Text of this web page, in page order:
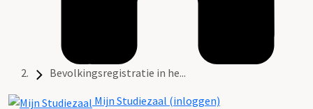
Bevolkingsregistratie in he...
Mijn Studiezaal (inloggen)